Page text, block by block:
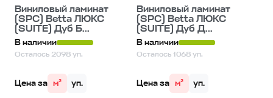
Виниловый ламинат
(SPC) Betta ЛЮКС
(SUITE) Дуб Б...
В наличии
Осталось 2098 уп.
Цена за м² уп.
Виниловый ламинат
(SPC) Betta ЛЮКС
(SUITE) Дуб Д...
В наличии
Осталось 1068 уп.
Цена за м² уп.